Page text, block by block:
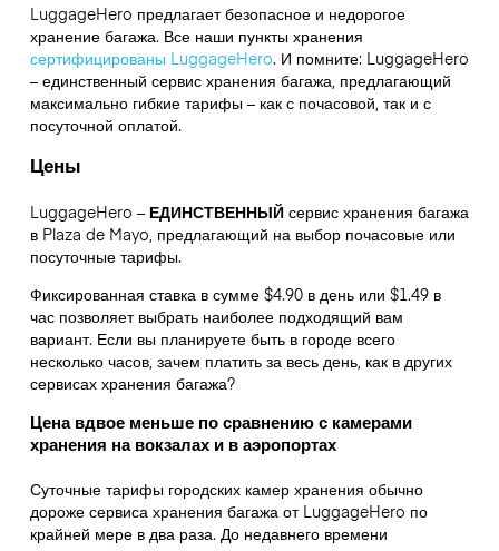
LuggageHero предлагает безопасное и недорогое
хранение багажа. Все наши пункты хранения
сертифицированы LuggageHero. И помните: LuggageHero
– единственный сервис хранения багажа, предлагающий
максимально гибкие тарифы – как с почасовой, так и с
посуточной оплатой.
Цены
LuggageHero – ЕДИНСТВЕННЫЙсервис хранения багажа
в Plaza de Mayo, предлагающий на выбор почасовые или
посуточные тарифы.
Фиксированная ставка в сумме $4.90 в день или $1.49 в
час позволяет выбрать наиболее подходящий вам
вариант. Если вы планируете быть в городе всего
несколько часов, зачем платить за весь день, как в других
сервисах хранения багажа?
Цена вдвое меньше по сравнению с камерами
хранения на вокзалах и в аэропортах
Суточные тарифы городских камер хранения обычно
дороже сервиса хранения багажа от LuggageHero по
крайней мере в два раза. До недавнего времени